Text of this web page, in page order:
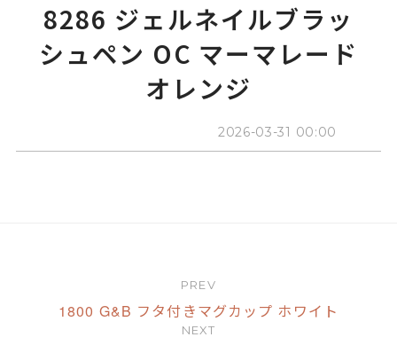
8286 ジェルネイルブラッ
シュペン OC マーマレード
オレンジ
2026-03-31 00:00
PREV
1800 G&B フタ付きマグカップ ホワイト
NEXT